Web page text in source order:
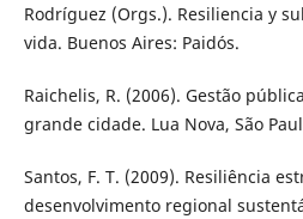
Rodríguez (Orgs.). Resiliencia y
vida. Buenos Aires: Paidós.
Raichelis, R. (2006). Gestão
grande cidade. Lua Nova, São
Santos, F. T. (2009). Resiliência
desenvolvimento regional